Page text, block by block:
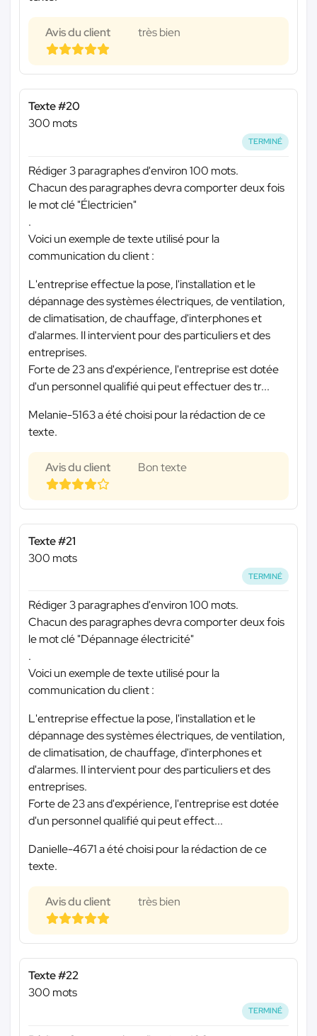
Avis du client très bien
Texte #20
300 mots
TERMINÉ
Rédiger 3 paragraphes d'environ 100 mots.
Chacun des paragraphes devra comporter deux fois
le mot clé "Électricien"
.
Voici un exemple de texte utilisé pour la
communication du client :
L'entreprise effectue la pose, l'installation et le
dépannage des systèmes électriques, de ventilation,
de climatisation, de chauffage, d'interphones et
d'alarmes. Il intervient pour des particuliers et des
entreprises.
Forte de 23 ans d'expérience, l'entreprise est dotée
d'un personnel qualifié qui peut effectuer des tr...
Melanie-5163 a été choisi pour la rédaction de ce
texte.
Avis du client Bon texte
Texte #21
300 mots
TERMINÉ
Rédiger 3 paragraphes d'environ 100 mots.
Chacun des paragraphes devra comporter deux fois
le mot clé "Dépannage électricité"
.
Voici un exemple de texte utilisé pour la
communication du client :
L'entreprise effectue la pose, l'installation et le
dépannage des systèmes électriques, de ventilation,
de climatisation, de chauffage, d'interphones et
d'alarmes. Il intervient pour des particuliers et des
entreprises.
Forte de 23 ans d'expérience, l'entreprise est dotée
d'un personnel qualifié qui peut effect...
Danielle-4671 a été choisi pour la rédaction de ce
texte.
Avis du client très bien
Texte #22
300 mots
TERMINÉ